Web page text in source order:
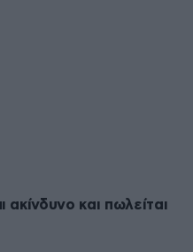
ακίνδυνο και πωλείται